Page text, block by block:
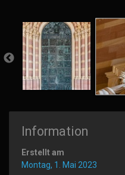
Information
Erstellt am
Montag, 1. Mai 2023